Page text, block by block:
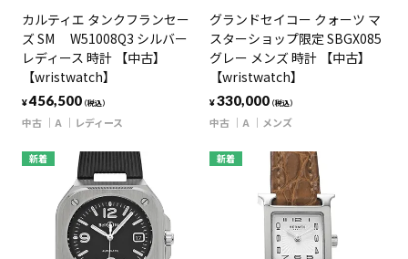
カルティエ タンクフランセー
ズ SM W51008Q3 シルバー
レディース 時計 【中古】
【wristwatch】
¥456,500（税込）
中古 A レディース
グランドセイコー クォーツ マ
スターショップ限定 SBGX085
グレー メンズ 時計 【中古】
【wristwatch】
¥330,000（税込）
中古 A メンズ
新着 新着